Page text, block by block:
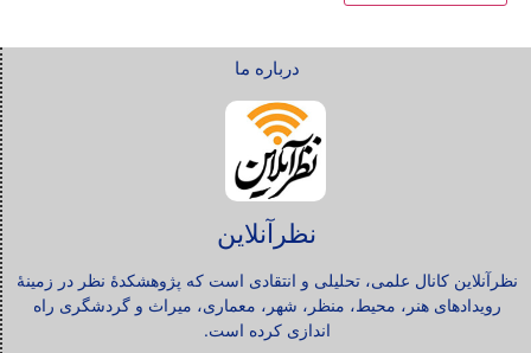
درباره ما
نظرآنلاین
کانال علمی، تحلیلی و انتقادی است که پژوهشکدۀ نظر در زمینۀ
رویدادهای هنر، محیط، منظر، شهر، معماری، میراث و گردشگری راه
اندازی کرده است.